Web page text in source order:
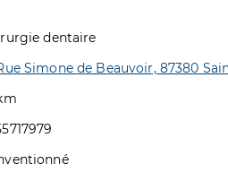
dentaire
Simone de Beauvoir, 87380
de convention